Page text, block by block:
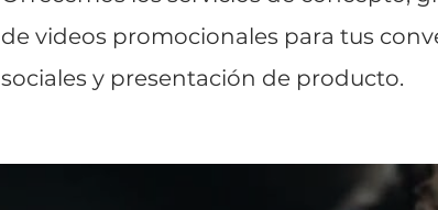
de videos promocionales para tus
sociales y presentación de producto.